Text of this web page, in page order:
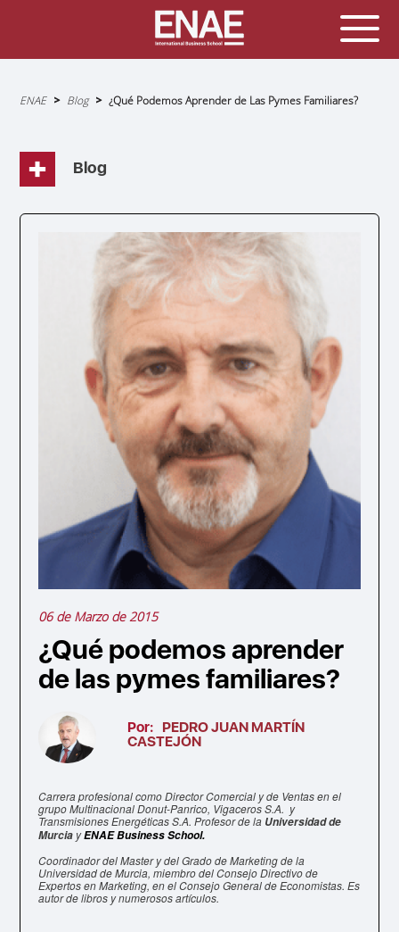
Sobrescribir
la
navegación
ENAE Blog ¿Qué Podemos Aprender de Las Pymes Familiares?
Blog
06 de Marzo de 2015
¿Qué podemos aprender
de las pymes familiares?
Por: PEDRO JUAN MARTÍN
CASTEJÓN
Carrera profesional como Director Comercial y de Ventas en el
grupo Multinacional Donut-Panrico, Vigaceros S.A. y
Transmisiones Energéticas S.A. Profesor de la Universidad de
Murcia yENAE Business School.
Coordinador del Master y del Grado de Marketing de la
Universidad de Murcia,miembro del Consejo Directivo de
Expertos en Marketing, en el Consejo General de Economistas. Es
autor de libros y numerosos artículos.